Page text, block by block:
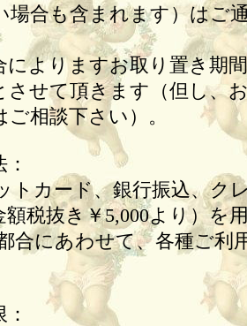
場合も含まれます）はご
によりますお取り置き期
させて頂きます（但し、
相談下さい）。
：
トカード、銀行振込、ク
額税抜き￥5,000より）を
合にあわせて、各種ご利
：